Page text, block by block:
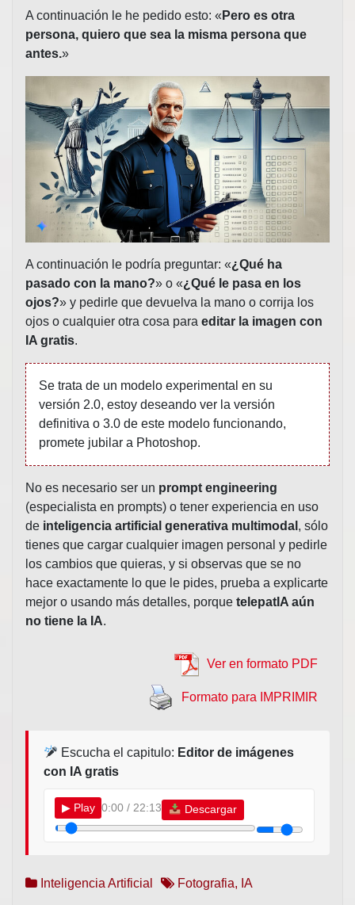
A continuación le he pedido esto: « Pero es otra
persona, quiero que sea la misma persona que
antes.»
A continuación le podría preguntar: «¿Qué ha
pasado con la mano?» o «¿Qué le pasa en los
ojos?» y pedirle que devuelva la mano o corrija los
ojos o cualquier otra cosa para editar la imagen con
IA gratis.
Se trata de un modelo experimental en su
versión 2.0, estoy deseando ver la versión
definitiva o 3.0 de este modelo funcionando,
promete jubilar a Photoshop.
No es necesario ser un prompt engineering
(especialista en prompts) o tener experiencia en uso
de inteligencia artificial generativa multimodal , sólo
tienes que cargar cualquier imagen personal y pedirle
los cambios que quieras, y si observas que se no
hace exactamente lo que le pides, prueba a explicarte
mejor o usando más detalles, porque telepatIA aún
no tiene la IA.
Ver en formato PDF
Formato para IMPRIMIR
Escucha el capitulo: Editor de imágenes
con IA gratis
▶ Play 0:00 / 22:13 Descargar
Inteligencia Artificial Fotografia, IA